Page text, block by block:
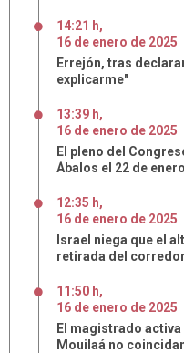
14:21 h,
16 de enero de 2025
Errejón, tras
explicarme"
13:39 h,
16 de enero de 2025
El pleno del
Ábalos el 22 de enero
12:35 h,
16 de enero de 2025
Israel niega que el
retirada del
11:50 h,
16 de enero de 2025
El magistrado
Mouilaá no